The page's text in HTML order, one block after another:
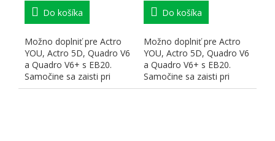
Do košíka
Možno doplniť pre Actro
YOU, Actro 5D, Quadro V6
a Quadro V6+ s EB20.
Samočine sa zaisti pri
úplnom vytiahnutí...
Do košíka
Možno doplniť pre Actro
YOU, Actro 5D, Quadro V6
a Quadro V6+ s EB20.
Samočine sa zaisti pri
úplnom vytiahnutí...